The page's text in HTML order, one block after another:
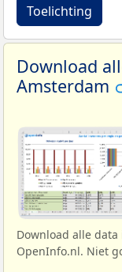
Toelichting
Download
Amsterdam
Download alle
OpenInfo.nl. Niet